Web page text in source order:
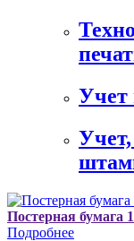
Учет
Постерная бумага
Подробнее